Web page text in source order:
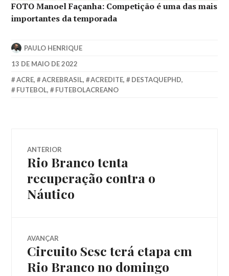
FOTO Manoel Façanha: Competição é uma das mais
importantes da temporada
PAULO HENRIQUE
13 DE MAIO DE 2022
ACRE, ACREBRASIL, ACREDITE, DESTAQUEPHD,
FUTEBOL, FUTEBOLACREANO
ANTERIOR
Rio Branco tenta
recuperação contra o
Náutico
AVANÇAR
Circuito Sesc terá etapa em
Rio Branco no domingo